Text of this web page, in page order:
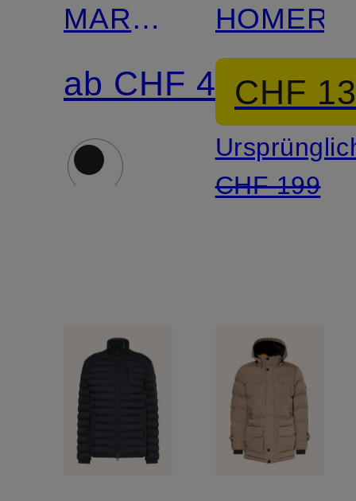
MARVELLOUS
mit
Kunstpelz
und
SORONA®
ab CHF 479CHF
CHF 199